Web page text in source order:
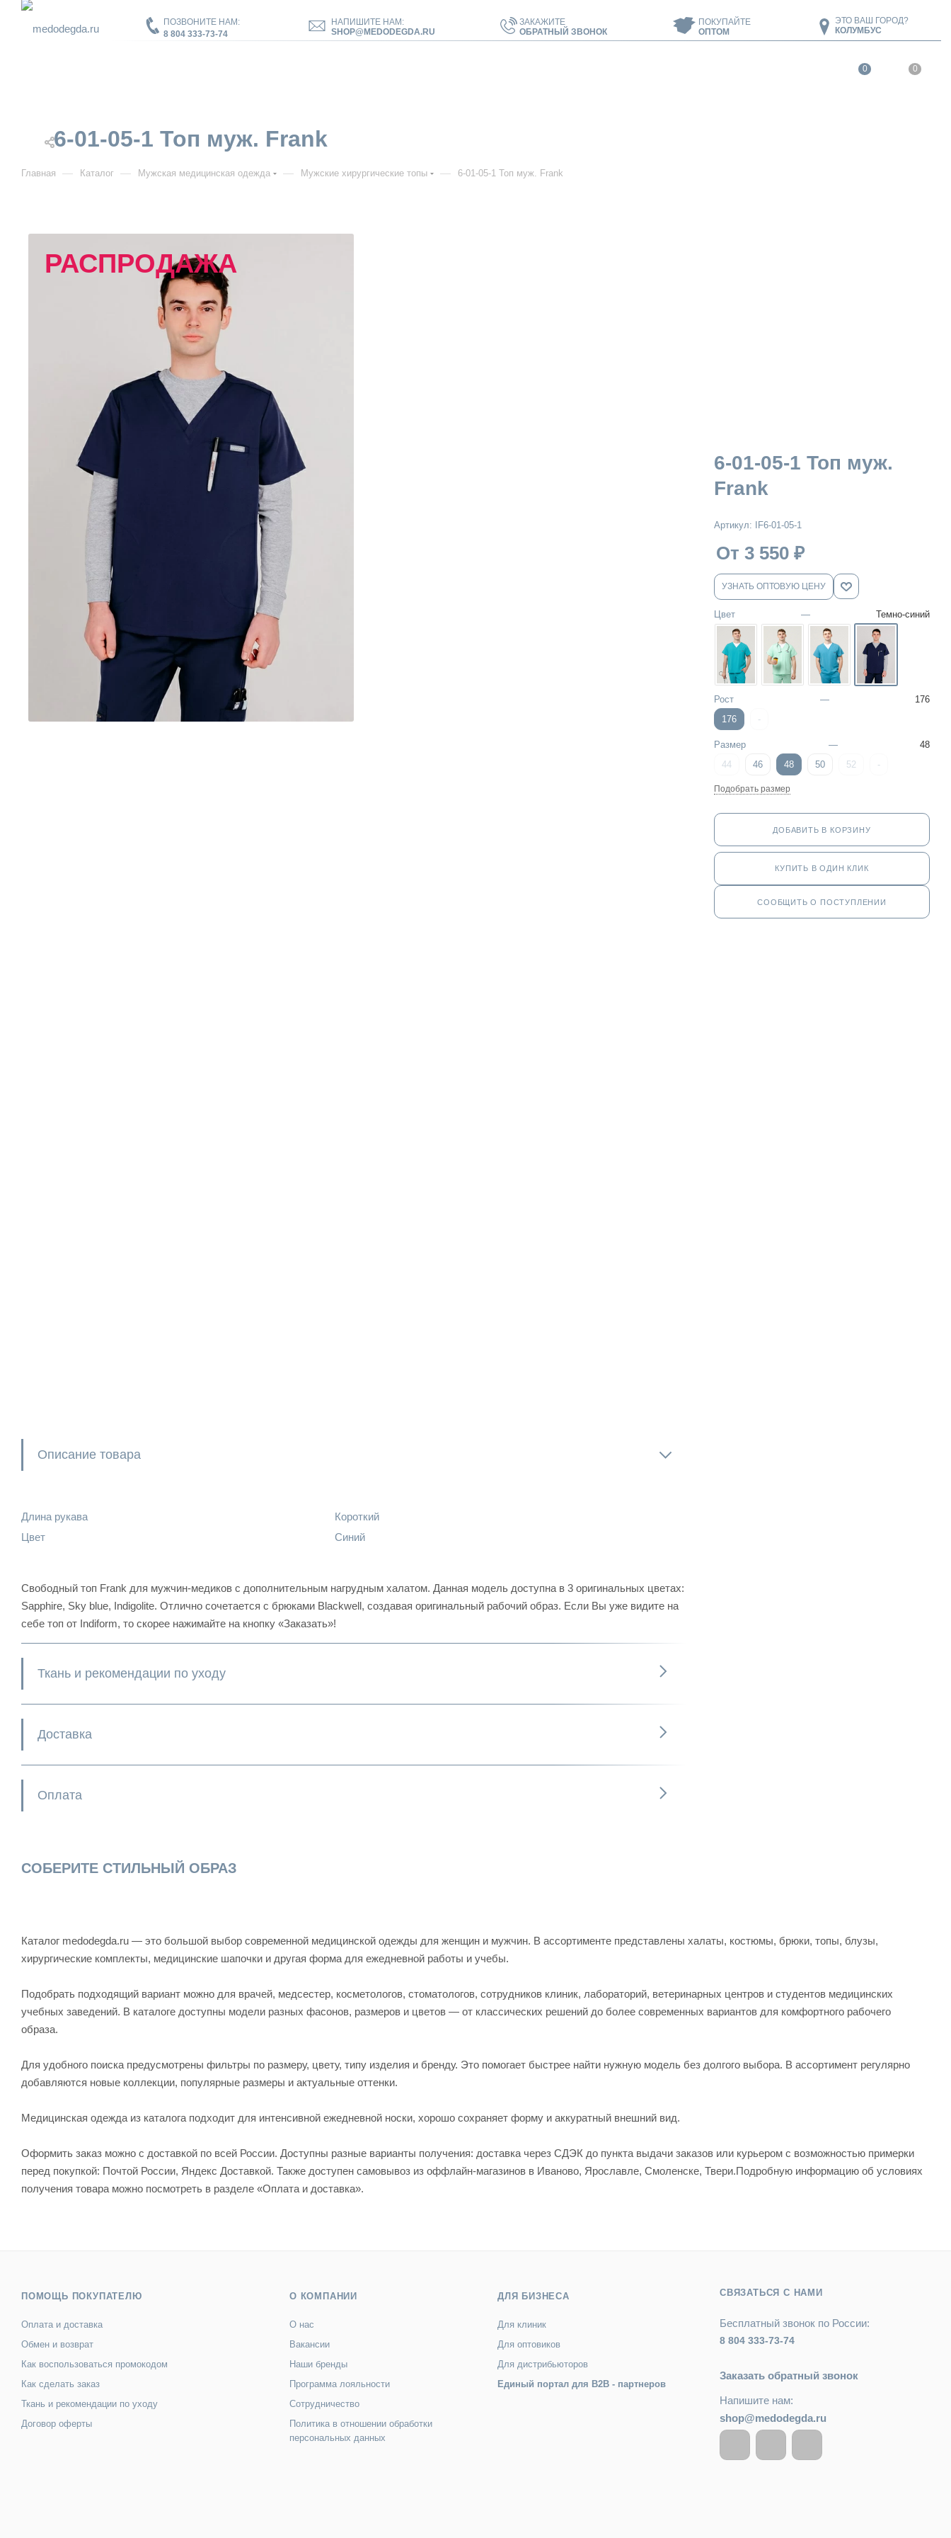
ПОЗВОНИТЕ НАМ:
8 804 333-73-74
НАПИШИТЕ НАМ:
SHOP@MEDODEGDA.RU
ЗАКАЖИТЕ
ОБРАТНЫЙ ЗВОНОК
ПОКУПАЙТЕ
ОПТОМ
ЭТО ВАШ ГОРОД?
КОЛУМБУС
0 0
6-01-05-1 Топ муж. Frank
Главная — Каталог — Мужская медицинская одежда — Мужские хирургические топы — 6-01-05-1 Топ муж. Frank
РАСПРОДАЖА
Описание товара
Длина рукава
Короткий
Цвет
Синий
Свободный топ Frank для мужчин-медиков с дополнительным нагрудным халатом. Данная модель доступна в 3 оригинальных цветах:
Sapphire, Sky blue, Indigolite. Отлично сочетается с брюками Blackwell, создавая оригинальный рабочий образ. Если Вы уже видите на
себе топ от Indiform, то скорее нажимайте на кнопку «Заказать»!
Ткань и рекомендации по уходу
Доставка
Оплата
СОБЕРИТЕ СТИЛЬНЫЙ ОБРАЗ
6-01-05-1 Топ муж.
Frank
Артикул: IF6-01-05-1
От 3 550 ₽
УЗНАТЬ ОПТОВУЮ ЦЕНУ
Цвет — Темно-синий
Рост —
176
176
-
Размер —
48
44
46 48 50 52 -
Подобрать размер
ДОБАВИТЬ В КОРЗИНУ
КУПИТЬ В ОДИН КЛИК
СООБЩИТЬ О ПОСТУПЛЕНИИ
Каталог medodegda.ru — это большой выбор современной медицинской одежды для женщин и мужчин. В ассортименте представлены халаты, костюмы, брюки, топы, блузы,
хирургические комплекты, медицинские шапочки и другая форма для ежедневной работы и учебы.
Подобрать подходящий вариант можно для врачей, медсестер, косметологов, стоматологов, сотрудников клиник, лабораторий, ветеринарных центров и студентов медицинских
учебных заведений. В каталоге доступны модели разных фасонов, размеров и цветов — от классических решений до более современных вариантов для комфортного рабочего
образа.
Для удобного поиска предусмотрены фильтры по размеру, цвету, типу изделия и бренду. Это помогает быстрее найти нужную модель без долгого выбора. В ассортимент регулярно
добавляются новые коллекции, популярные размеры и актуальные оттенки.
Медицинская одежда из каталога подходит для интенсивной ежедневной носки, хорошо сохраняет форму и аккуратный внешний вид.
Оформить заказ можно с доставкой по всей России. Доступны разные варианты получения: доставка через СДЭК до пункта выдачи заказов или курьером с возможностью примерки
перед покупкой: Почтой России, Яндекс Доставкой. Также доступен самовывоз из оффлайн-магазинов в Иваново, Ярославле, Смоленске, Твери.Подробную информацию об условиях
получения товара можно посмотреть в разделе «Оплата и доставка».
ПОМОЩЬ ПОКУПАТЕЛЮ
Оплата и доставка
Обмен и возврат
Как воспользоваться промокодом
Как сделать заказ
Ткань и рекомендации по уходу
Договор оферты
О КОМПАНИИ
О нас
Вакансии
Наши бренды
Программа лояльности
Сотрудничество
Политика в отношении обработки
персональных данных
ДЛЯ БИЗНЕСА
Для клиник
Для оптовиков
Для дистрибьюторов
Единый портал для B2B - партнеров
СВЯЗАТЬСЯ С НАМИ
Бесплатный звонок по России:
8 804 333-73-74
Заказать обратный звонок
Напишите нам:
shop@medodegda.ru